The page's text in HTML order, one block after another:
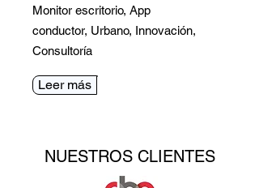
Monitor escritorio, App
conductor, Urbano, Innovación,
Consultoría
Leer más
NUESTROS CLIENTES